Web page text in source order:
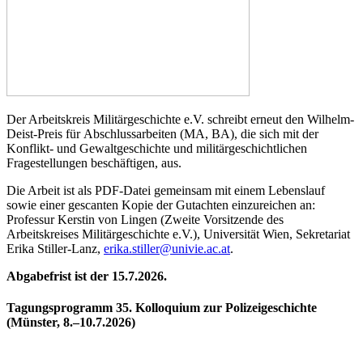
Der Arbeitskreis Militärgeschichte e.V. schreibt erneut den Wilhelm-
Deist-Preis für Abschlussarbeiten (MA, BA), die sich mit der
Konflikt- und Gewaltgeschichte und militärgeschichtlichen
Fragestellungen beschäftigen, aus.
Die Arbeit ist als PDF-Datei gemeinsam mit einem Lebenslauf
sowie einer gescanten Kopie der Gutachten einzureichen an:
Professur Kerstin von Lingen (Zweite Vorsitzende des
Arbeitskreises Militärgeschichte e.V.), Universität Wien, Sekretariat
Erika Stiller-Lanz, erika.stiller@univie.ac.at.
Abgabefrist ist der 15.7.2026.
Tagungsprogramm 35. Kolloquium zur Polizeigeschichte
(Münster, 8.–10.7.2026)